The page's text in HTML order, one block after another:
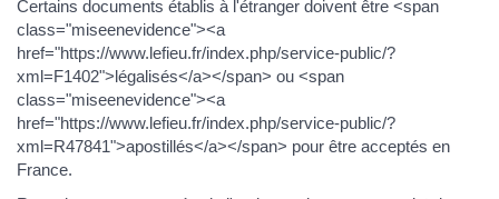
Certains documents établis à l'étranger doivent être <span
class="miseenevidence"><a
href="https://www.lefieu.fr/index.php/service-public/?
xml=F1402">légalisés</a></span> ou <span
class="miseenevidence"><a
href="https://www.lefieu.fr/index.php/service-public/?
xml=R47841">apostillés</a></span> pour être acceptés en
France.